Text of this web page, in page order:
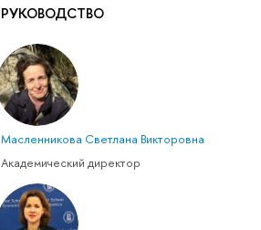
РУКОВОДСТВО
Масленникова Светлана Викторовна
Академический директор